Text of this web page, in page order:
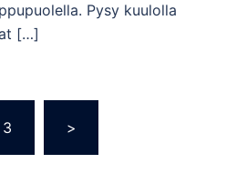
Pysy kuulolla
[…]
3 >